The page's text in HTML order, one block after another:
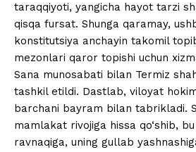
taraqqiyoti, yangicha hayot tarzi
qisqa fursat. Shunga qaramay,
konstitutsiya anchayin takomil
mezonlari qaror topishi uchun
Sana munosabati bilan Termiz
tashkil etildi. Dastlab, viloyat
barchani bayram bilan tabrikladi.
mamlakat rivojiga hissa qo‘shib,
ravnaqiga, uning gullab